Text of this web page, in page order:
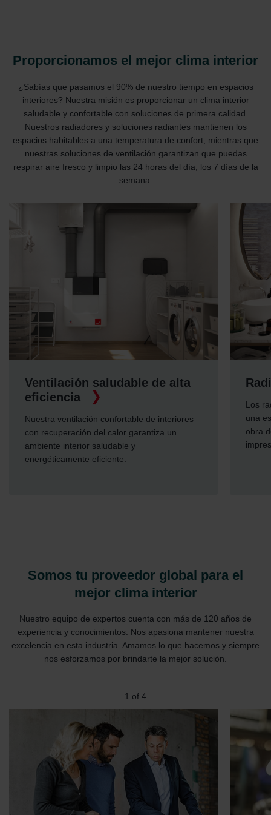
Proporcionamos el mejor clima interior
¿Sabías que pasamos el 90% de nuestro tiempo en espacios
interiores? Nuestra misión es proporcionar un clima interior
saludable y confortable con soluciones de primera calidad.
Nuestros radiadores y soluciones radiantes mantienen los
espacios habitables a una temperatura de confort, mientras que
nuestras soluciones de ventilación garantizan que puedas
respirar aire fresco y limpio las 24 horas del día, los 7 días de la
semana.
de alta
de interiores
calor garantiza un
y
Radiadores de diseño
Los radiadores de diseño no
una estancia sea acogedora,
obra de diseñadores de prestigio
impresionan por su excelente
Somos tu proveedor global para el
mejor clima interior
Nuestro equipo de expertos cuenta con más de 120 años de
experiencia y conocimientos. Nos apasiona mantener nuestra
excelencia en esta industria. Amamos lo que hacemos y siempre
nos esforzamos por brindarte la mejor solución.
2 of 4